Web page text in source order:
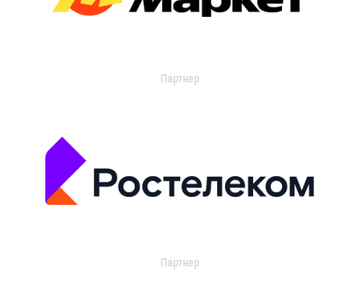
Партнер
Партнер